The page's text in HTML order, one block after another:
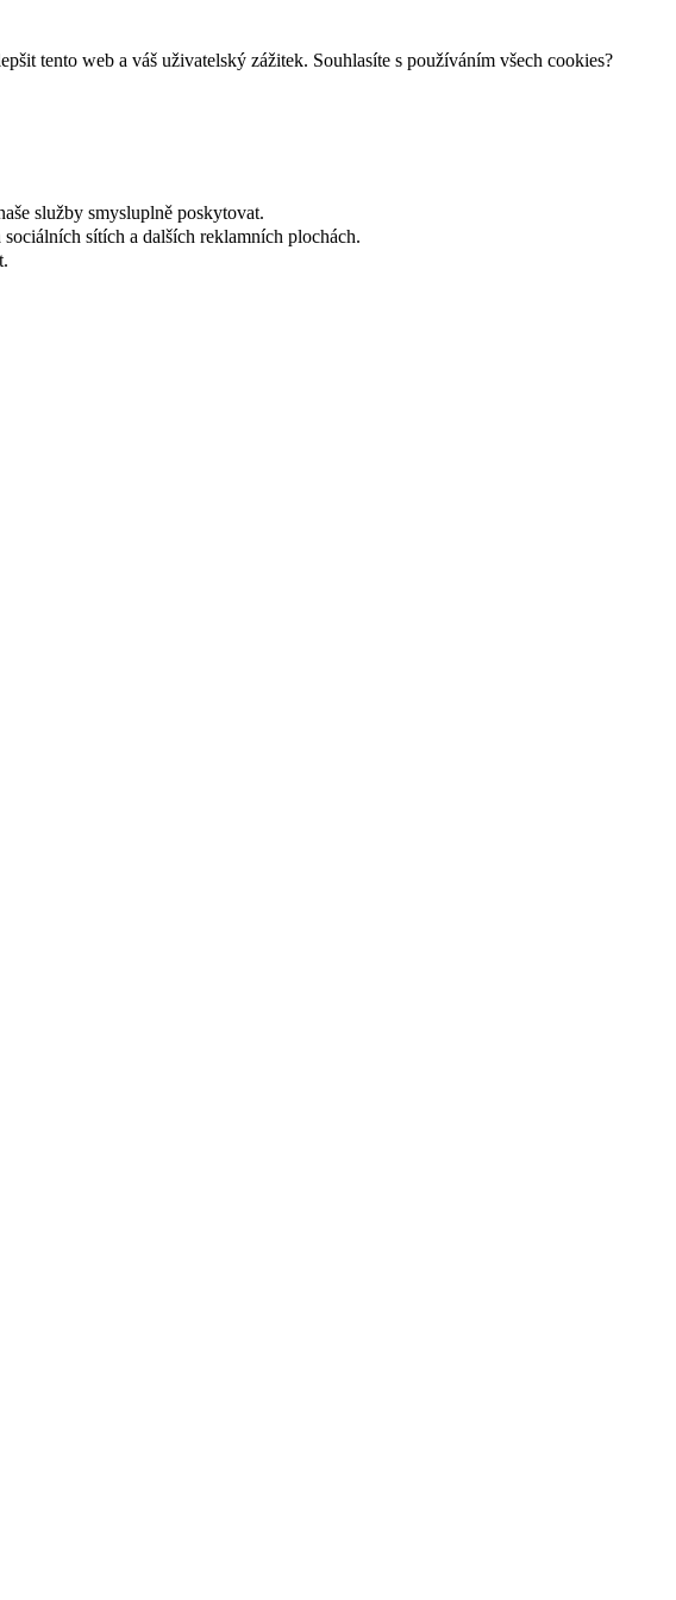
tento web a váš uživatelský zážitek. Souhlasíte s používáním všech cookies?
služby smysluplně poskytovat.
sítích a dalších reklamních plochách.